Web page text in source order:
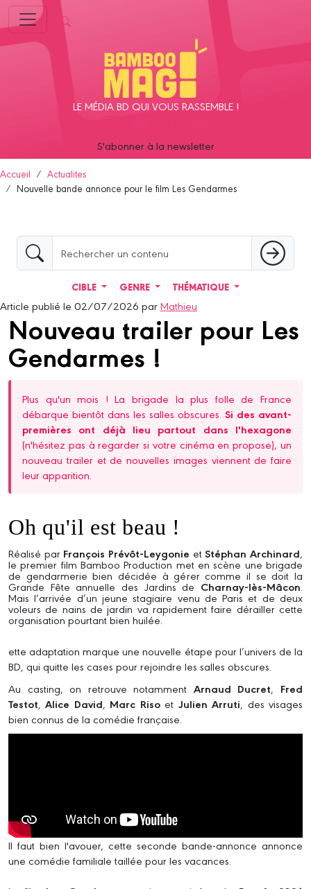
LE MÉDIA BD QUI VOUS RASSEMBLE !
S'abonner à la newsletter
Accueil
Actualites
Nouvelle bande annonce pour le film Les Gendarmes
CIBLE GENRE THÉMATIQUE
Article publié le 02/07/2026 parMathieu
Nouveau trailer pour Les
Gendarmes !
Plus qu'un mois ! La brigade la plus folle de France
débarque bientôt dans les salles obscures. Si des avant-
premières ont déjà lieu partout dans l'hexagone
(n'hésitez pas à regarder si votre cinéma en propose), un
nouveau trailer et de nouvelles images viennent de faire
leur apparition.
Oh qu'il est beau !
Réalisé par François Prévôt-Leygonie etStéphan Archinard,
le premier film Bamboo Production met en scène une brigade
de gendarmerie bien décidée à gérer comme il se doit la
Grande Fête annuelle des Jardins de Charnay-lès-Mâcon
Mais l’arrivée d’un jeune stagiaire venu de Paris et de deux
voleurs de nains de jardin va rapidement faire dérailler cette
organisation pourtant bien huilée.
ette adaptation marque une nouvelle étape pour l’univers de la
BD, qui quitte les cases pour rejoindre les salles obscures.
Au casting, on retrouve notamment Arnaud Ducret, Fred
Testot,Alice David, Marc Risoet Julien Arruti, des visages
bien connus de la comédie française.
Il faut bien l'avouer, cette seconde bande-annonce annonce
une comédie familiale taillée pour les vacances.
Panneau de gestion des cookies